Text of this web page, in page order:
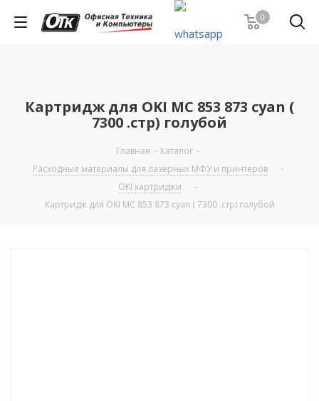
0
Картридж для OKI MC 853 873 cyan (
7300 .стр) голубой
Главная - Каталог -
Расходные материалы для лазерных МФУ и принтеров
-
OKI картриджи
-
Картридж для OKI MC 853 873 cyan ( 7300 .стр) голубой